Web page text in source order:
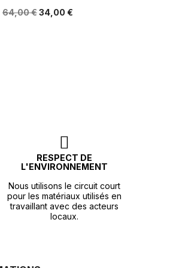
64,00 €34,00 €
RESPECT DE
L'ENVIRONNEMENT
Nous utilisons le circuit court
pour les matériaux utilisés en
travaillant avec des acteurs
locaux.